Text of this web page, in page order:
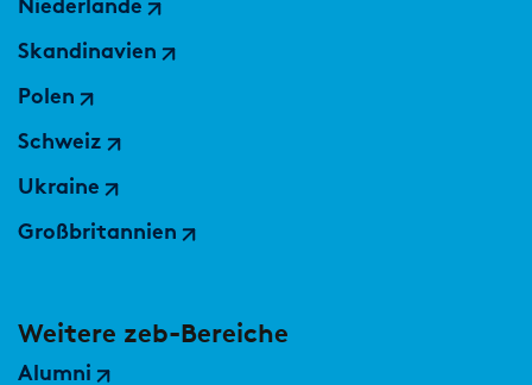
Niederlande
Skandinavien
Polen
Schweiz
Ukraine
Großbritannien
Weitere zeb-Bereiche
Alumni